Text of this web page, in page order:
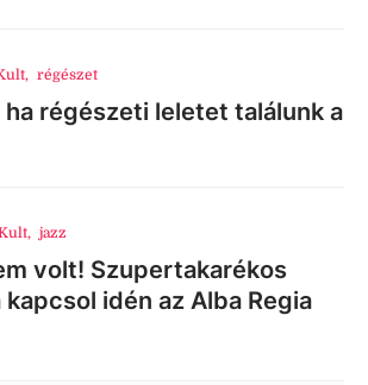
, régészet
ha régészeti leletet találunk a
, jazz
volt! Szupertakarékos
idén az Alba Regia